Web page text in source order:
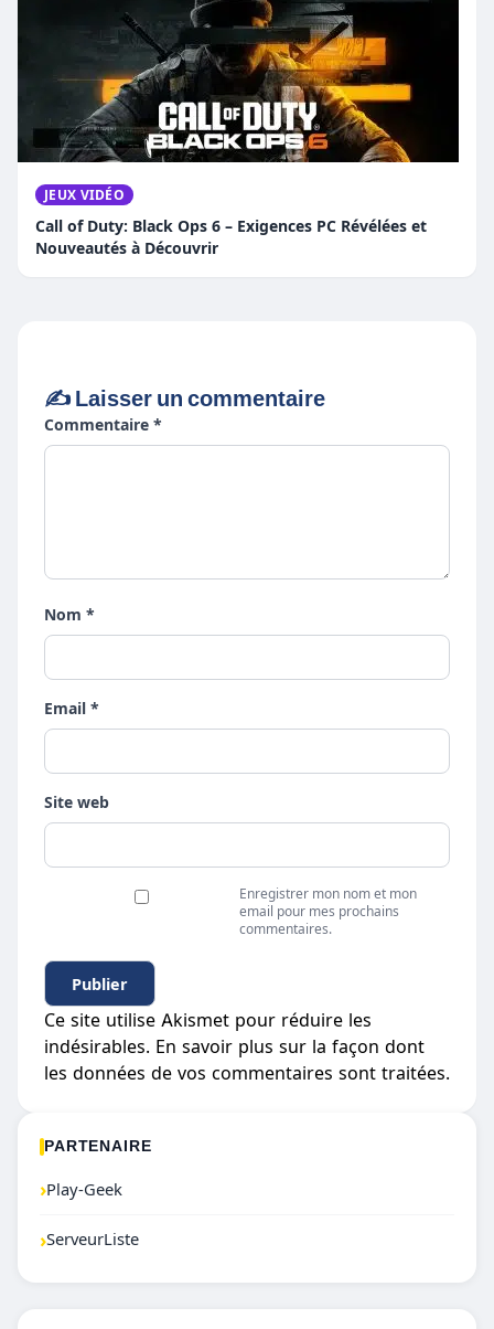
JEUX VIDÉO
Call of Duty: Black Ops 6 – Exigences PC Révélées et
Nouveautés à Découvrir
✍️ Laisser un commentaire
Commentaire *
Nom *
Email *
Site web
Enregistrer mon nom et mon
email pour mes prochains
commentaires.
Ce site utilise Akismet pour réduire les
indésirables. En savoir plus sur la façon dont
les données de vos commentaires sont traitées.
PARTENAIRE
›Play-Geek
›ServeurListe